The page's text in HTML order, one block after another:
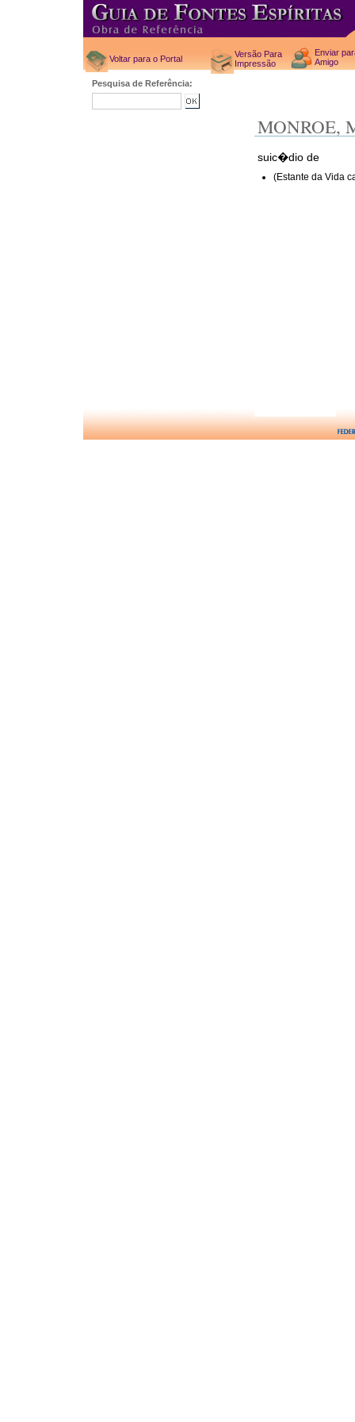
Voltar para o Portal
Versão Para
Impressão
Enviar
Amigo
Pesquisa de Referência:
MONROE,
suic�dio de
(Estante da Vida